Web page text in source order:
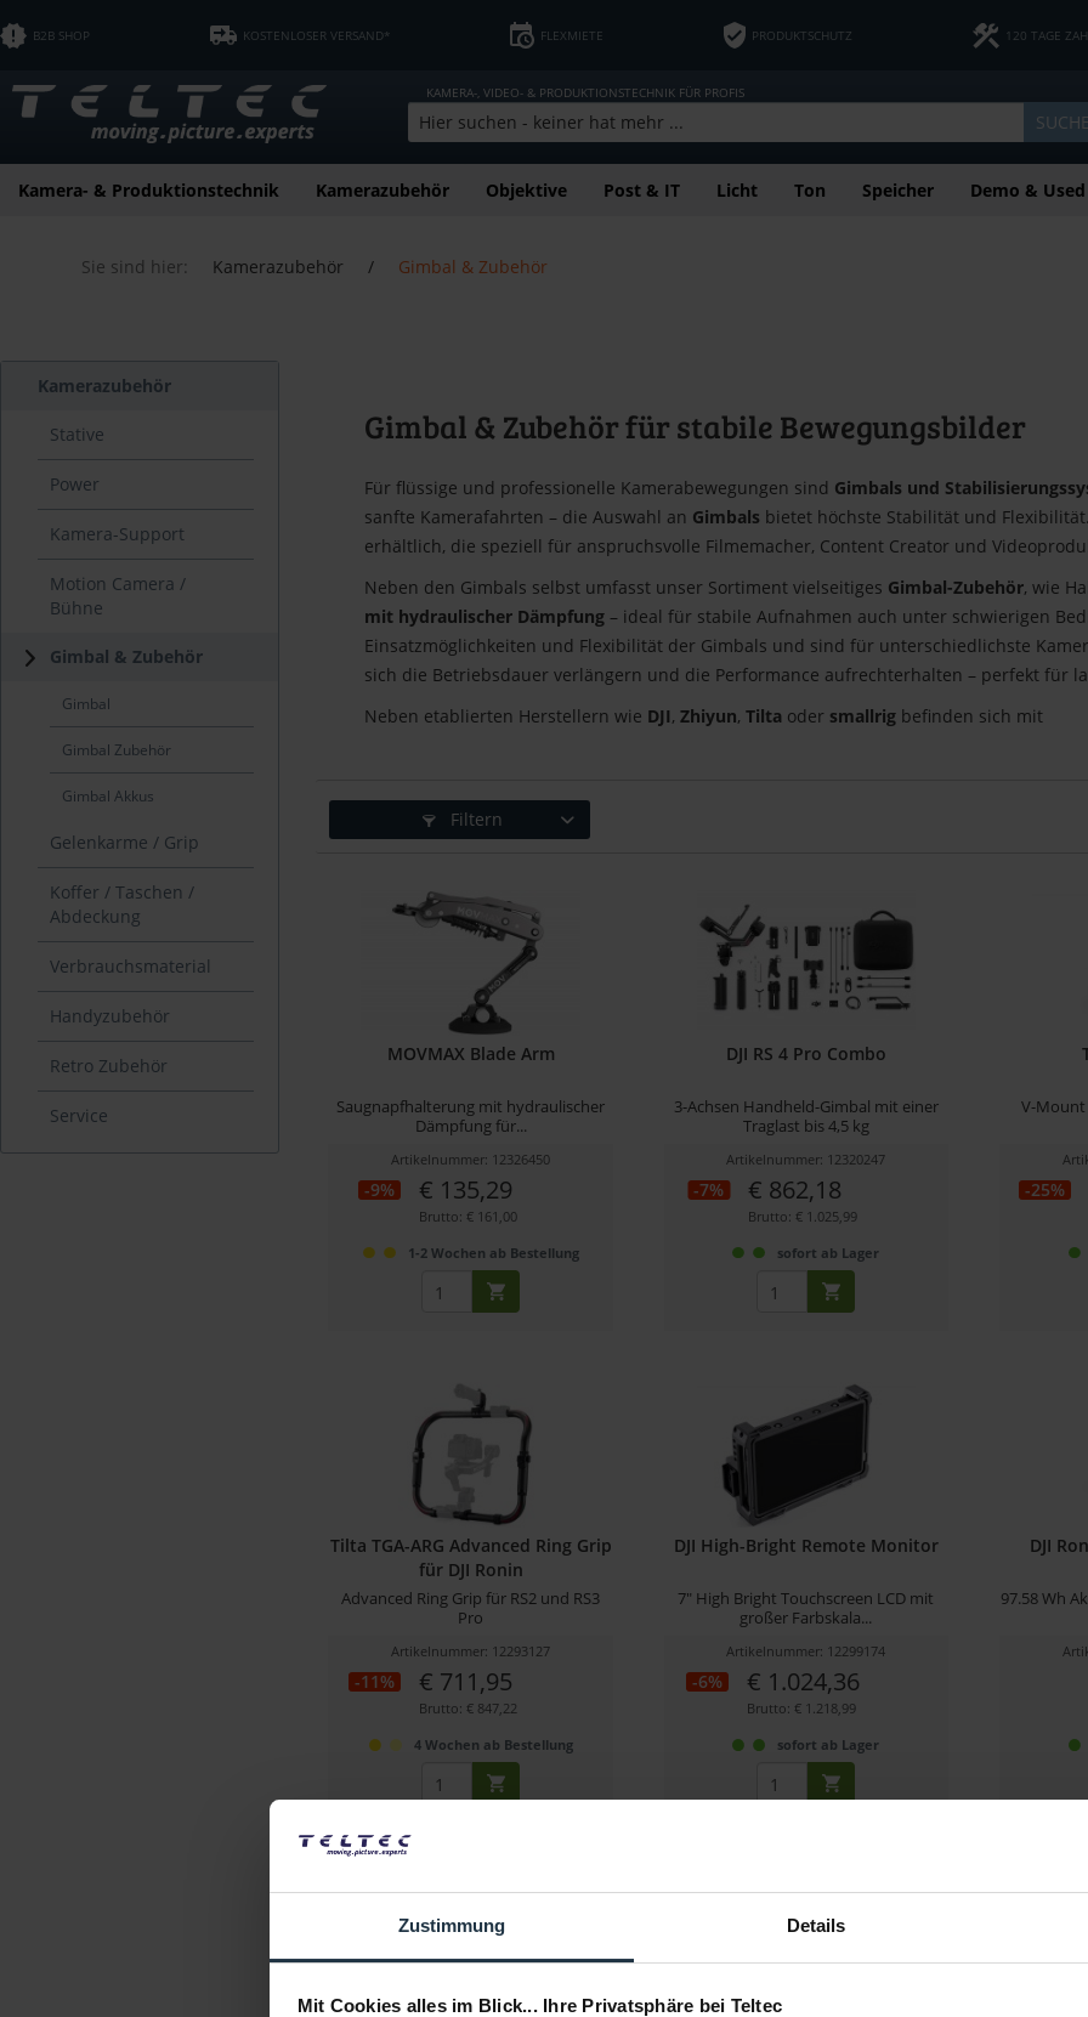
Zustimmung Details
Mit Cookies alles im Blick... Ihre Privatsphäre bei Teltec
B2B SHOP KOSTENLOSER VERSAND* FLEXMIETE PRODUKTSCHUTZ 120 TAGE
KAMERA-, VIDEO- & PRODUKTIONSTECHNIK FÜR PROFIS
Kamera- & Produktionstechnik Kamerazubehör Objektive Post & IT Licht Ton Speicher Demo & Used
Sie sind hier: Kamerazubehör / Gimbal & Zubehör
Kamerazubehör
Stative
Power
Kamera-Support
Motion Camera /
Bühne
Gimbal & Zubehör
Gimbal
Gimbal Zubehör
Gimbal Akkus
Gelenkarme / Grip
Koffer / Taschen /
Abdeckung
Verbrauchsmaterial
Handyzubehör
Retro Zubehör
Service
Gimbal & Zubehör für stabile Bewegungsbilder
Für flüssige und professionelle Kamerabewegungen sind Gimbals und
sanfte Kamerafahrten – die Auswahl an Gimbals bietet höchste Stabilität und
erhältlich, die speziell für anspruchsvolle Filmemacher, Content Creator und
Neben den Gimbals selbst umfasst unser Sortiment vielseitiges Gimbal-Zubehör, wie
mit hydraulischer Dämpfung – ideal für stabile Aufnahmen auch unter schwierigen
Einsatzmöglichkeiten und Flexibilität der Gimbals und sind für unterschiedlichste
sich die Betriebsdauer verlängern und die Performance aufrechterhalten – perfekt für
Neben etablierten Herstellern wie DJI, Zhiyun, Tilta oder smallrig befinden sich mit
Filtern
MOVMAX Blade Arm
Saugnapfhalterung mit hydraulischer
Dämpfung für...
Artikelnummer: 12326450
-9% € 135,29
Brutto: € 161,00
1-2 Wochen ab Bestellung
DJI RS 4 Pro Combo
3-Achsen Handheld-Gimbal mit einer
Traglast bis 4,5 kg
Artikelnummer: 12320247
-7% € 862,18
Brutto: € 1.025,99
sofort ab Lager
V-Mount
-25%
Tilta TGA-ARG Advanced Ring Grip
für DJI Ronin
Advanced Ring Grip für RS2 und RS3
Pro
Artikelnummer: 12293127
-11% € 711,95
Brutto: € 847,22
4 Wochen ab Bestellung
DJI High-Bright Remote Monitor
7" High Bright Touchscreen LCD mit
großer Farbskala...
Artikelnummer: 12299174
-6% € 1.024,36
Brutto: € 1.218,99
sofort ab Lager
DJI
97.58 Wh